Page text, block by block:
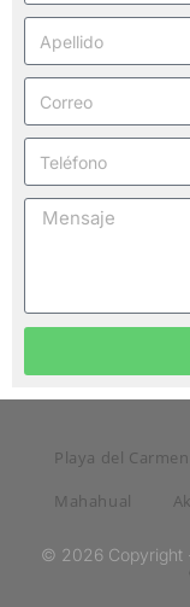
Playa del Carmen
Mahahual
© 2026 Copyright -